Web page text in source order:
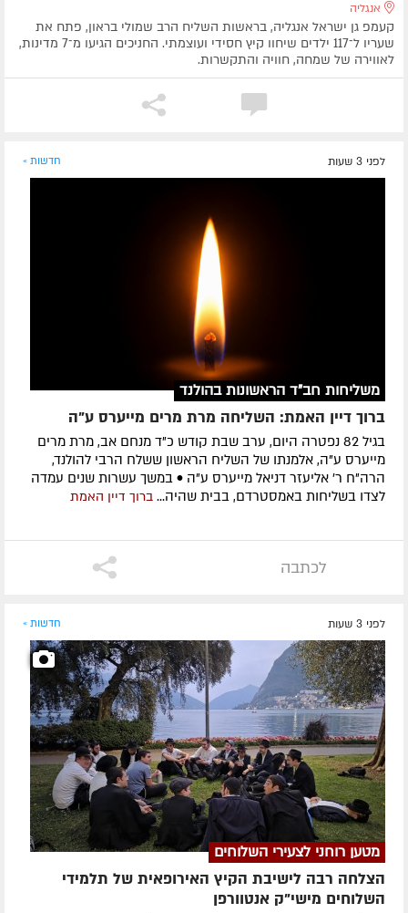
אנגליה
קעמפ גן ישראל אנגליה, בראשות השליח הרב שמולי בראון, פתח את
שעריו ל־117 ילדים שיחוו קיץ חסידי ועוצמתי. החניכים הגיעו מ־7 מדינות,
לאווירה של שמחה, חוויה והתקשרות.
לפני 3 שעות חדשות »
משליחות חב"ד הראשונות בהולנד
ברוך דיין האמת: השליחה מרת מרים מייערס ע"ה
בגיל 82 נפטרה היום, ערב שבת קודש כ"ד מנחם אב, מרת מרים
מייערס ע"ה, אלמנתו של השליח הראשון ששלח הרבי להולנד,
הרה"ח ר' אליעזר דניאל מייערס ע"ה • במשך עשרות שנים עמדה
לצדו בשליחות באמסטרדם, בבית שהיה... ברוך דיין האמת
לכתבה
לפני 3 שעות חדשות »
מטען רוחני לצעירי השלוחים
הצלחה רבה לישיבת הקיץ האירופאית של תלמידי
השלוחים מישי"ק אנטוורפן